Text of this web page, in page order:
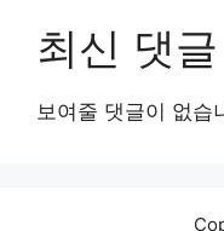
최신 댓글
보여줄 댓글이 없습